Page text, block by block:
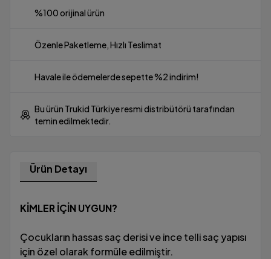
%100 orijinal ürün
Özenle Paketleme, Hızlı Teslimat
Havale ile ödemelerde sepette %2 indirim!
Bu ürün Trukid Türkiye resmi distribütörü tarafından
temin edilmektedir.
Ürün Detayı
KİMLER İÇİN UYGUN?
Çocukların hassas saç derisi ve ince telli saç yapısı
için özel olarak formüle edilmiştir.